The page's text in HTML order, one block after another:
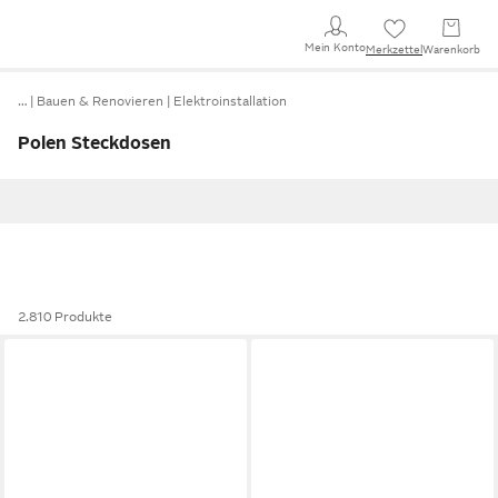
Mein KontoMerkzettel Warenkorb
… Bauen & Renovieren Elektroinstallation
Polen Steckdosen
2.810 Produkte